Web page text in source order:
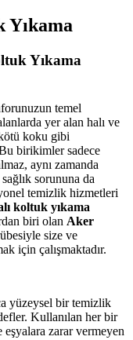
Yıkama
Yıkama
temel
yer alan halı ve
koku gibi
birikimler sadece
aynı zamanda
sorununa da
temizlik hizmetleri
koltuk yıkama
biri olan Aker
size ve
için çalışmaktadır.
yüzeysel bir temizlik
Kullanılan her bir
eşyalara zarar vermeyen